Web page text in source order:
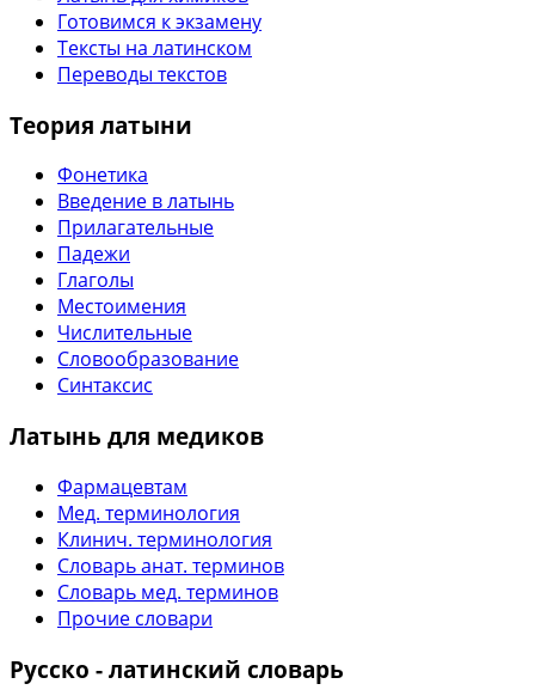
Готовимся к экзамену
Тексты на латинском
Переводы текстов
Теория латыни
Фонетика
Введение в латынь
Прилагательные
Падежи
Глаголы
Местоимения
Числительные
Словообразование
Синтаксис
Латынь для медиков
Фармацевтам
Мед. терминология
Клинич. терминология
Словарь анат. терминов
Словарь мед. терминов
Прочие словари
Русско - латинский словарь